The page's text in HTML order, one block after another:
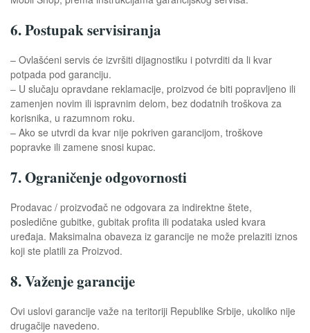
6. Postupak servisiranja
– Ovlašćeni servis će izvršiti dijagnostiku i potvrditi da li kvar
potpada pod garanciju.
– U slučaju opravdane reklamacije, proizvod će biti popravljeno ili
zamenjen novim ili ispravnim delom, bez dodatnih troškova za
korisnika, u razumnom roku.
– Ako se utvrdi da kvar nije pokriven garancijom, troškove
popravke ili zamene snosi kupac.
7. Ograničenje odgovornosti
Prodavac / proizvođač ne odgovara za indirektne štete,
posledične gubitke, gubitak profita ili podataka usled kvara
uređaja. Maksimalna obaveza iz garancije ne može prelaziti iznos
koji ste platili za Proizvod.
8. Važenje garancije
Ovi uslovi garancije važe na teritoriji Republike Srbije, ukoliko nije
drugačije navedeno.